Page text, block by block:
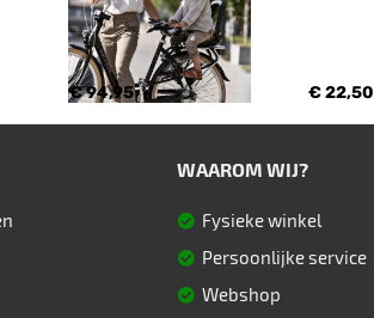
€ 94,95 € 22,50
WAAROM WIJ?
Fysieke winkel
Persoonlijke service
Webshop